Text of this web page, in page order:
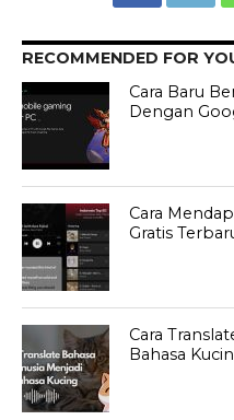
RECOMMENDED FOR
Cara Baru
Dengan
Cara
Gratis
Cara
Bahasa